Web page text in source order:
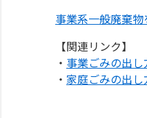
事業系一般廃棄
【関連リンク】
・ 事業ごみの出し
・ 家庭ごみの出し